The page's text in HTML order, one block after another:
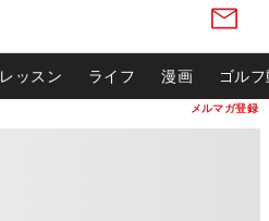
メルマガ登録
レッスン ライフ 漫画 ゴル